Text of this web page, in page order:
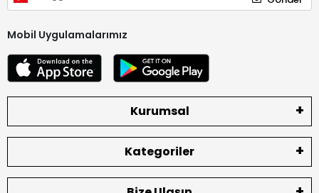
Mobil Uygulamalarımız
Kurumsal
Kategoriler